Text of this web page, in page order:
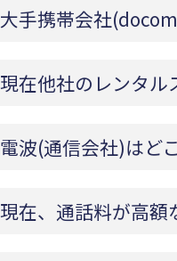
大手携帯会社
現在他社のレンタル
電波(通信会社)はど
現在、通話料が高額